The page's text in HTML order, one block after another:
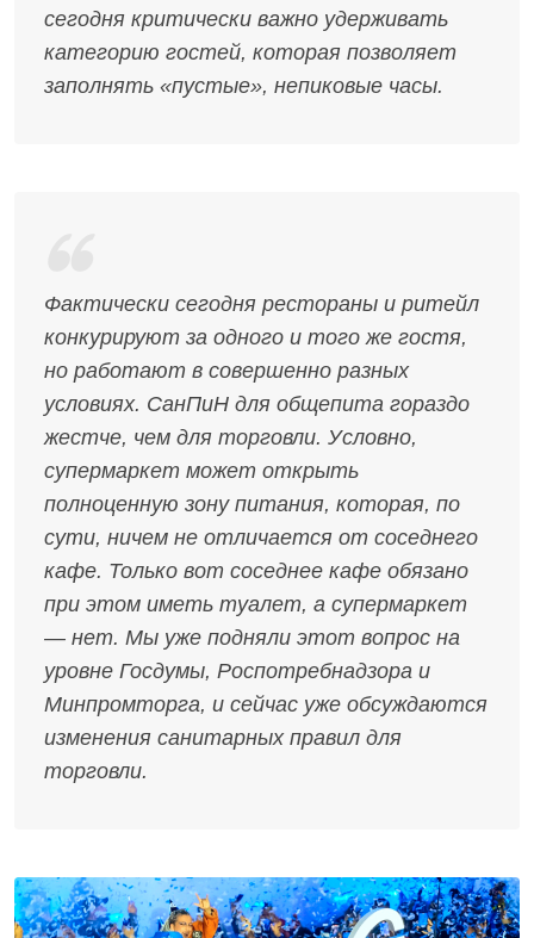
сегодня критически важно удерживать
категорию гостей, которая позволяет
заполнять «пустые», непиковые часы.
Фактически сегодня рестораны и ритейл
конкурируют за одного и того же гостя,
но работают в совершенно разных
условиях. СанПиН для общепита гораздо
жестче, чем для торговли. Условно,
супермаркет может открыть
полноценную зону питания, которая, по
сути, ничем не отличается от соседнего
кафе. Только вот соседнее кафе обязано
при этом иметь туалет, а супермаркет
— нет. Мы уже подняли этот вопрос на
уровне Госдумы, Роспотребнадзора и
Минпромторга, и сейчас уже обсуждаются
изменения санитарных правил для
торговли.